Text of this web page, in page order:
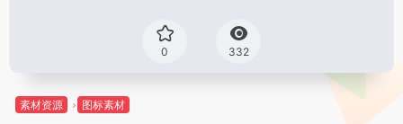
0 332
素材资源 图标素材